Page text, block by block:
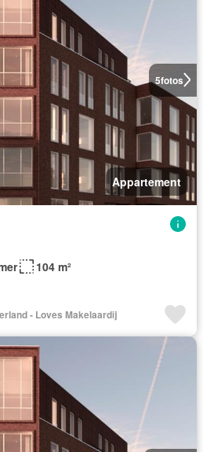
5fotos
Appartement
104 m²
- Loves Makelaardij